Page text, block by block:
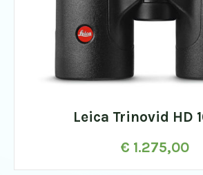
Leica Trinovid HD
€ 1.275,00